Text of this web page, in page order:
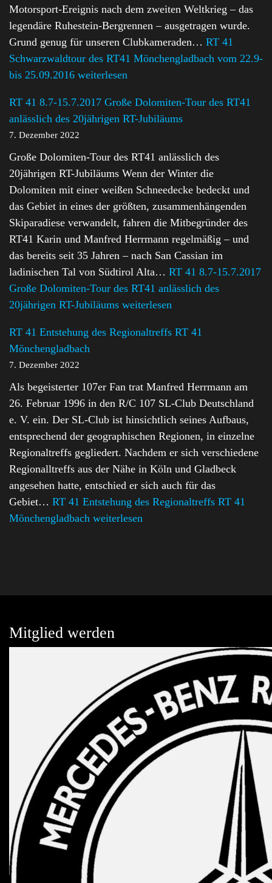
Motorsport-Ereignis nach dem zweiten Weltkrieg – das
legendäre Ruhestein-Bergrennen – ausgetragen wurde.
Grund genug für unseren Clubkameraden… RT 41
Schwarzwaldtour des RT41 Mönchengladbach vom 22.9-
bis 25.09.2016 weiterlesen
RT 41 8.7-15.7.2017 Große Dolomiten-Tour des RT41
anlässlich des 20jährigen RT-Jubiläums
7. Dezember 2022
Große Dolomiten-Tour des RT41 anlässlich des
20jährigen RT-Jubiläums Wenn der Winter die
Dolomiten mit einer weißen Schneedecke bedeckt und
das Gebiet in eines der größten, zusammenhängenden
Skiparadiese verwandelt, fahren die Mitbegründer des
RT41 Karin und Manfred Herrmann regelmäßig – und
das bereits seit 35 Jahren – nach San Cassian im
ladinischen Tal von Südtirol Alta… RT 41 8.7-15.7.2017
Große Dolomiten-Tour des RT41 anlässlich des
20jährigen RT-Jubiläums weiterlesen
RT 41 Entstehung des Regionaltreffs RT 41
Mönchengladbach
7. Dezember 2022
Als begeisterter 107er Fan trat Manfred Herrmann am
26. Februar 1996 in den R/C 107 SL-Club Deutschland
e. V. ein. Der SL-Club ist hinsichtlich seines Aufbaus,
entsprechend der geographischen Regionen, in einzelne
Regionaltreffs gegliedert. Nachdem er sich verschiedene
Regionalltreffs aus der Nähe in Köln und Gladbeck
angesehen hatte, entschied er sich auch für das
Gebiet… RT 41 Entstehung des Regionaltreffs RT 41
Mönchengladbach weiterlesen
Mitglied werden